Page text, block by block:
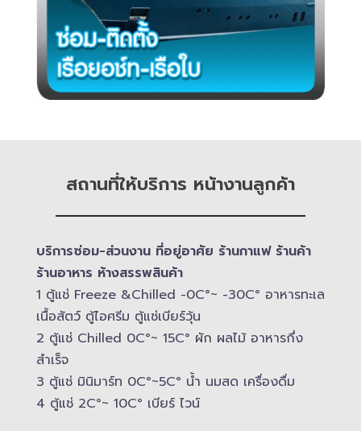
สถานที่ให้บริการ หน้างานลูกค้า
บริการซ่อม-​ส่วนงาน ที่อยู่อาศัย ร้านกาแฟ ร้านค้า
ร้านอาหาร ห้างสรรพสินค้า
1 ตู้แช่ Freeze &​Chilled -​0C°~ -​30C° อาหารทะเล
เนื้อสัตว์ ตู้ไอศรีม ตู้แช่เบียร์วุ้น
2 ตู้แช่ Chilled​ 0C°~ 15C° ผัก ผลไม้ อาหารกึ่ง
สำเร็จ
3 ตู้แช่​ มินิมาร์ท 0C°~5C° น้ำ นมสด เครื่องดื่ม
4 ตู้แช่ 2C°~ 10​C° เบียร์ ไวน์